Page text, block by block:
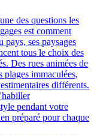
des questions les
est comment
ses paysages
tous le choix des
Des rues animées de
plages immaculées,
différents.
pendant votre
préparé pour chaque